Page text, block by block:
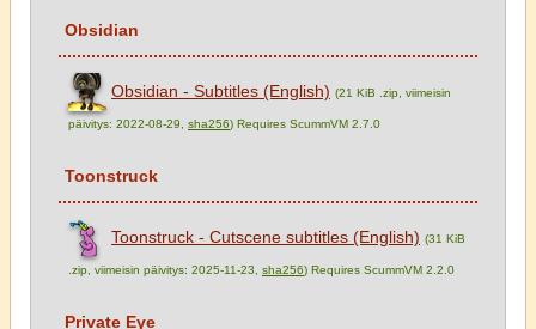
Obsidian
Obsidian - Subtitles (English) (21 KiB .zip, viimeisin
päivitys: 2022-08-29, sha256) Requires ScummVM 2.7.0
Toonstruck
Toonstruck - Cutscene subtitles (English) (31 KiB
.zip, viimeisin päivitys: 2025-11-23, sha256) Requires ScummVM 2.2.0
Private Eye